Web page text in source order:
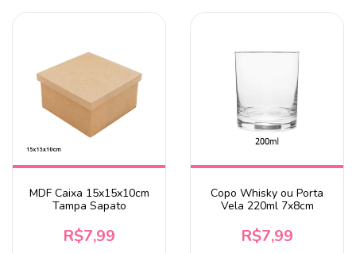
MDF Caixa 15x15x10cm
Tampa Sapato
R$7,99
Copo Whisky ou Porta
Vela 220ml 7x8cm
R$7,99